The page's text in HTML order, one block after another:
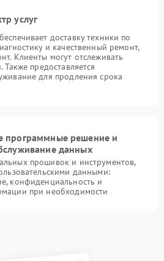
услуг
доставку техники по
и качественный ремонт,
Клиенты могут отслеживать
предоставляется
для продления срока
программные решение и
данных
прошивок и инструментов,
данными:
конфиденциальность и
при необходимости